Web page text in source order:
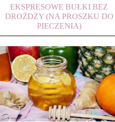
EKSPRESOWE BUŁKI BEZ
DROŻDŻY (NA PROSZKU DO
PIECZENIA)